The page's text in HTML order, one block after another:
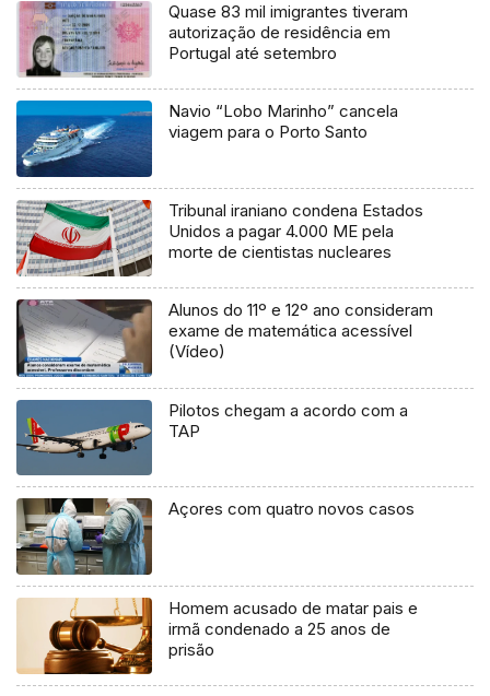
Quase 83 mil imigrantes tiveram
autorização de residência em
Portugal até setembro
Navio “Lobo Marinho” cancela
viagem para o Porto Santo
Tribunal iraniano condena Estados
Unidos a pagar 4.000 ME pela
morte de cientistas nucleares
Alunos do 11º e 12º ano consideram
exame de matemática acessível
(Vídeo)
Pilotos chegam a acordo com a
TAP
Açores com quatro novos casos
Homem acusado de matar pais e
irmã condenado a 25 anos de
prisão